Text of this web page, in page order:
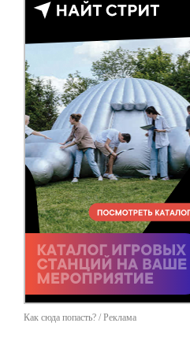
Как сюда попасть? / Реклама